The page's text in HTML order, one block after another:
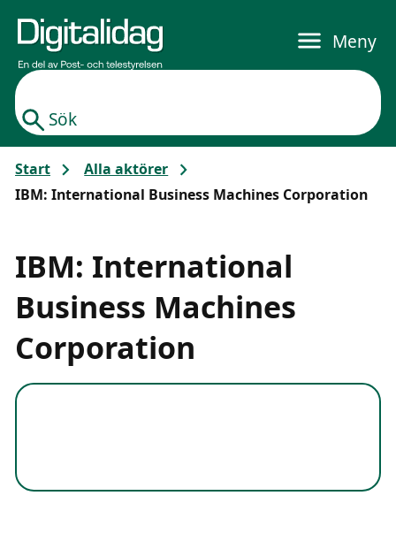
Sök
Meny
Start
Alla aktörer
IBM: International Business Machines Corporation
IBM: International
Business Machines
Corporation